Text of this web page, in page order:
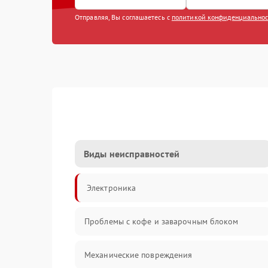
Отправляя, Вы соглашаетесь с политикой
Виды неисправностей
Электроника
Проблемы с кофе и заварочным блоком
Механические повреждения